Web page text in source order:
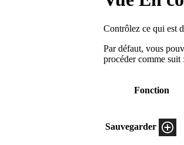
Contrôlez ce qui est
Par défaut, vous
procéder comme suit :
Fonction
Sauvegarder